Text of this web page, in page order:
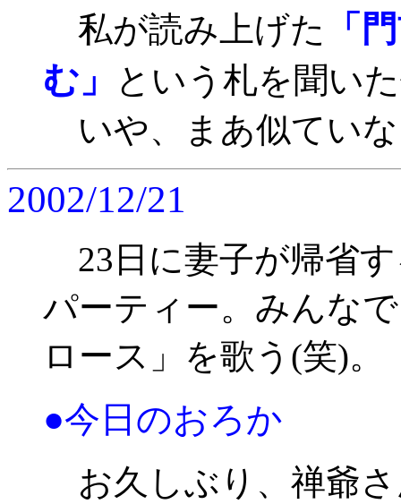
私が読み上げた
「
む」
という札を聞い
いや、まあ似てい
2002/12/21
23日に妻子が帰省
パーティー。みんな
ロース」を歌う(笑)。
●今日のおろか
お久しぶり、禅爺